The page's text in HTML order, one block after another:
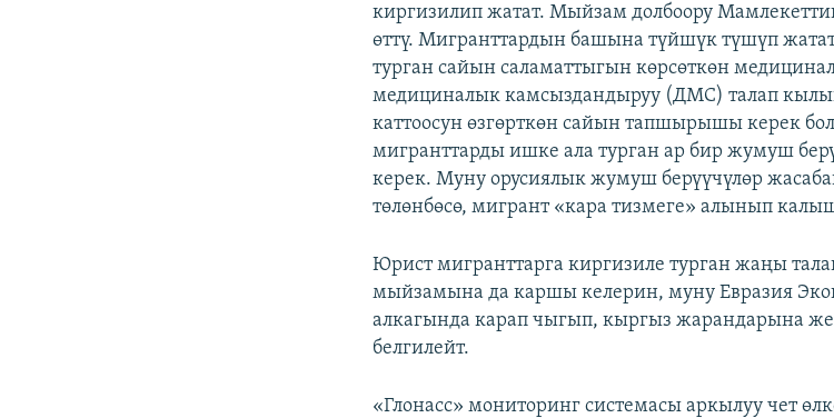
киргизилип жатат. Мыйзам долбоору
өттү. Мигранттардын башына түйшүк түшүп
турган сайын саламаттыгын көрсөткөн
медициналык камсыздандыруу (ДМС) талап
каттоосун өзгөрткөн сайын тапшырышы керек
мигранттарды ишке ала турган ар бир жумуш
керек. Муну орусиялык жумуш берүүчүлөр
төлөнбөсө, мигрант «кара тизмеге» алынып
Юрист мигранттарга киргизиле турган жаңы
мыйзамына да каршы келерин, муну Евразия
алкагында карап чыгып, кыргыз жарандарына
белгилейт.
«Глонасс» мониторинг системасы аркылуу чет